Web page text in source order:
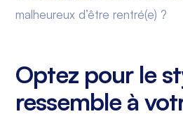
malheureux d’être rentré(e) ?
Optez pour le
ressemble à